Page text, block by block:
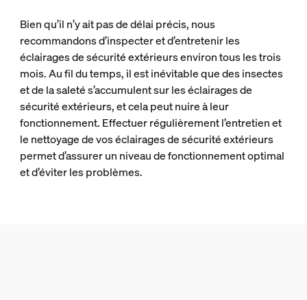
Bien qu’il n’y ait pas de délai précis, nous
recommandons d’inspecter et d’entretenir les
éclairages de sécurité extérieurs environ tous les trois
mois. Au fil du temps, il est inévitable que des insectes
et de la saleté s’accumulent sur les éclairages de
sécurité extérieurs, et cela peut nuire à leur
fonctionnement. Effectuer régulièrement l’entretien et
le nettoyage de vos éclairages de sécurité extérieurs
permet d’assurer un niveau de fonctionnement optimal
et d’éviter les problèmes.